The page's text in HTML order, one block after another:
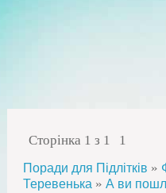
Сторінка 1 з 1 1
Поради для Підлітків »
Теревенька » А ви